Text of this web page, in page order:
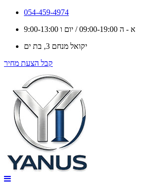
החשיבות
של
ייצור
נירוסטה
איכותי
במטבחים
מוסדיים
054-459-4974
א - ה 09:00-19:00 / יום ו 9:00-13:00
יקואל מנחם 3, בת ים
קבל הצעת מחיר